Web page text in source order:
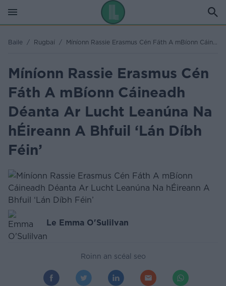
Baile / Rugbaí /
Míníonn Rassie Erasmus Cén
Fáth A mBíonn Cáineadh
Déanta Ar Lucht Leanúna Na
hÉireann A Bhfuil ‘Lán Díbh
Féin’
Le Emma O'Sulilvan
Roinn an scéal seo